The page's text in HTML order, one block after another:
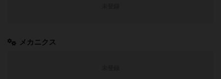
メカニクス